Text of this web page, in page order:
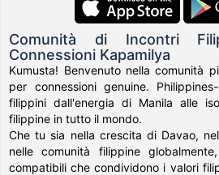
Comunità di Incontri
Connessioni Kapamilya
Kumusta! Benvenuto nella comunità
per connessioni genuine.
filippini dall'energia di Manila alle
filippine in tutto il mondo.
Che tu sia nella crescita di Davao,
nelle comunità filippine
compatibili che condividono i valori